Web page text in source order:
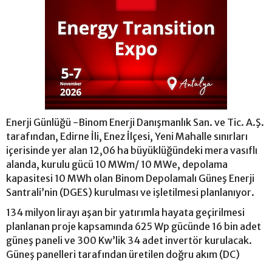
Enerji Günlüğü -Binom Enerji Danışmanlık San. ve Tic. A.Ş.
tarafından, Edirne İli, Enez İlçesi, Yeni Mahalle sınırları
içerisinde yer alan 12,06 ha büyüklüğündeki mera vasıflı
alanda, kurulu gücü 10 MWm/ 10 MWe, depolama
kapasitesi 10 MWh olan Binom Depolamalı Güneş Enerji
Santrali’nin (DGES) kurulması ve işletilmesi planlanıyor.
134 milyon lirayı aşan bir yatırımla hayata geçirilmesi
planlanan proje kapsamında 625 Wp gücünde 16 bin adet
güneş paneli ve 300 Kw’lik 34 adet invertör kurulacak.
Güneş panelleri tarafından üretilen doğru akım (DC)